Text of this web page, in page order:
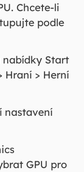
Chcete-li
podle
Start
Hraní > Herní
nastavení
GPU pro